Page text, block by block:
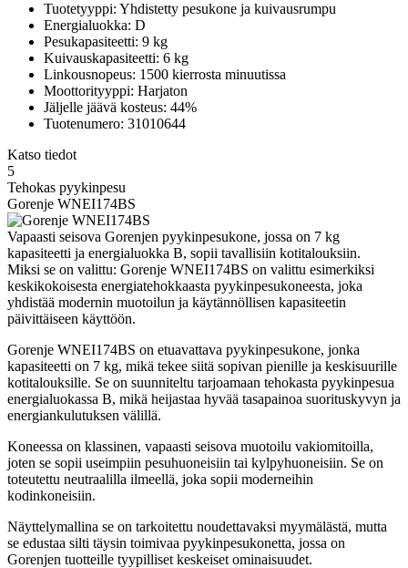
Tuotetyyppi: Yhdistetty pesukone ja kuivausrumpu
Energialuokka: D
Pesukapasiteetti: 9 kg
Kuivauskapasiteetti: 6 kg
Linkousnopeus: 1500 kierrosta minuutissa
Moottorityyppi: Harjaton
Jäljelle jäävä kosteus: 44%
Tuotenumero: 31010644
Katso tiedot
5
Tehokas pyykinpesu
Gorenje WNEI174BS
Vapaasti seisova Gorenjen pyykinpesukone, jossa on 7 kg
kapasiteetti ja energialuokka B, sopii tavallisiin kotitalouksiin.
Miksi se on valittu: Gorenje WNEI174BS on valittu esimerkiksi
keskikokoisesta energiatehokkaasta pyykinpesukoneesta, joka
yhdistää modernin muotoilun ja käytännöllisen kapasiteetin
päivittäiseen käyttöön.
Gorenje WNEI174BS on etuavattava pyykinpesukone, jonka
kapasiteetti on 7 kg, mikä tekee siitä sopivan pienille ja keskisuurille
kotitalouksille. Se on suunniteltu tarjoamaan tehokasta pyykinpesua
energialuokassa B, mikä heijastaa hyvää tasapainoa suorituskyvyn ja
energiankulutuksen välillä.
Koneessa on klassinen, vapaasti seisova muotoilu vakiomitoilla,
joten se sopii useimpiin pesuhuoneisiin tai kylpyhuoneisiin. Se on
toteutettu neutraalilla ilmeellä, joka sopii moderneihin
kodinkoneisiin.
Näyttelymallina se on tarkoitettu noudettavaksi myymälästä, mutta
se edustaa silti täysin toimivaa pyykinpesukonetta, jossa on
Gorenjen tuotteille tyypilliset keskeiset ominaisuudet.